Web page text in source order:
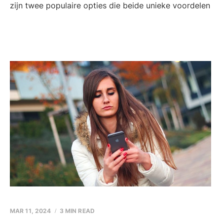
zijn twee populaire opties die beide unieke voordelen
MAR 11, 2024 3 MIN READ